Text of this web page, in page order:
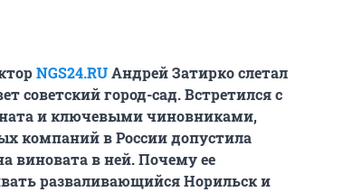
NGS24.RUАндрей Затирко слетал
советский город-сад. Встретился с
и ключевыми чиновниками,
компаний в России допустила
виновата в ней. Почему ее
разваливающийся Норильск и